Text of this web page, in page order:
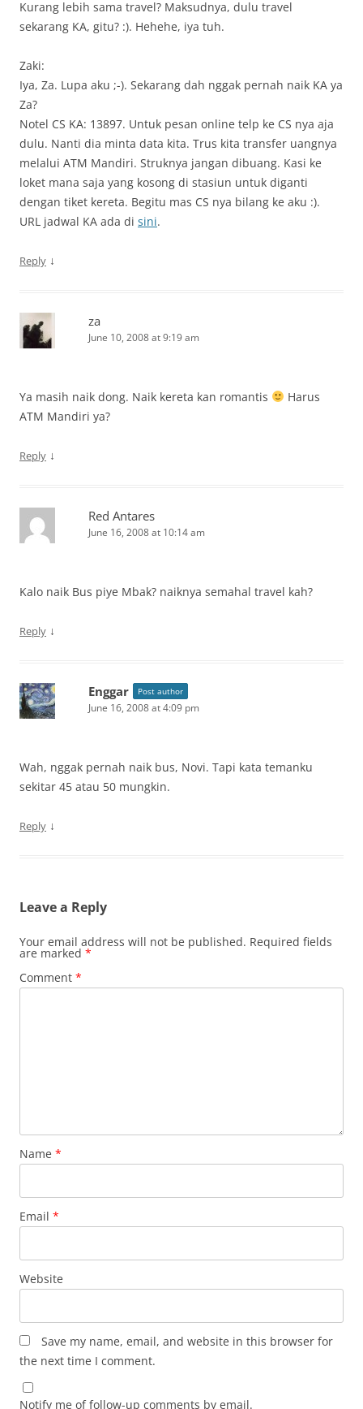
Kurang lebih sama travel? Maksudnya, dulu travel
sekarang KA, gitu? :). Hehehe, iya tuh.
Zaki:
Iya, Za. Lupa aku ;-). Sekarang dah nggak pernah naik KA ya
Za?
Notel CS KA: 13897. Untuk pesan online telp ke CS nya aja
dulu. Nanti dia minta data kita. Trus kita transfer uangnya
melalui ATM Mandiri. Struknya jangan dibuang. Kasi ke
loket mana saja yang kosong di stasiun untuk diganti
dengan tiket kereta. Begitu mas CS nya bilang ke aku :).
URL jadwal KA ada di sini.
Reply ↓
za
June 10, 2008 at 9:19 am
Ya masih naik dong. Naik kereta kan romantis
Harus
ATM Mandiri ya?
Reply ↓
Red Antares
June 16, 2008 at 10:14 am
Kalo naik Bus piye Mbak? naiknya semahal travel kah?
Reply ↓
Enggar Post author
June 16, 2008 at 4:09 pm
Wah, nggak pernah naik bus, Novi. Tapi kata temanku
sekitar 45 atau 50 mungkin.
Reply ↓
Leave a Reply
Your email address will not be published. Required fields
are marked *
Comment *
Name *
Email *
Website
Save my name, email, and website in this browser for
the next time I comment.
Notify me of follow-up comments by email.